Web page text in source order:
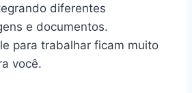
diferentes
e documentos.
para trabalhar ficam muito
você.